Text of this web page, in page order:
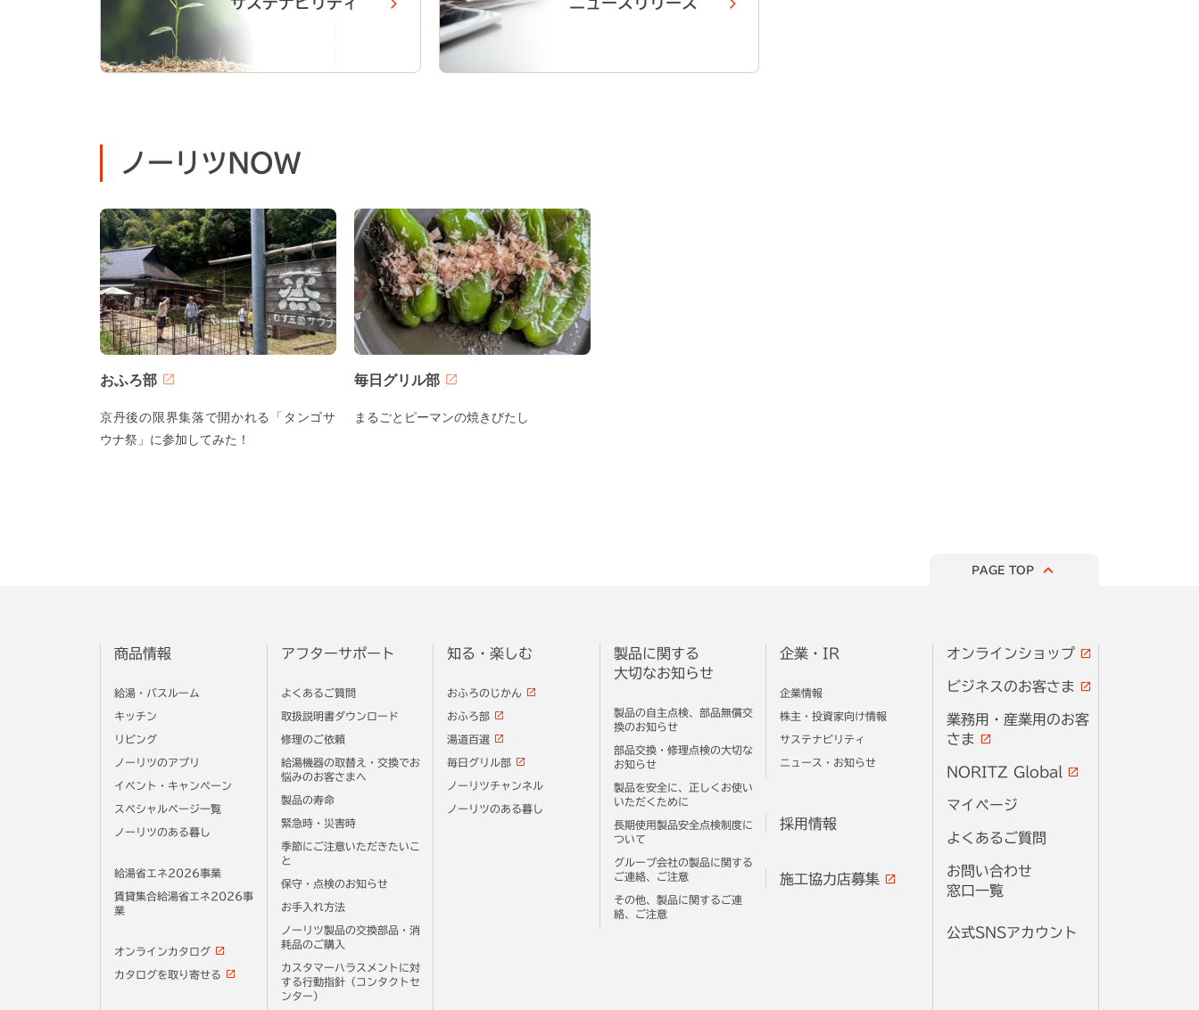
ノーリツNOW
おふろ部
京丹後の限界集落で開かれる「タンゴサ
ウナ祭」に参加してみた！
毎日グリル部
まるごとピーマンの焼きびたし
PAGE TOP
商品情報
給湯・バスルーム
キッチン
リビング
ノーリツのアプリ
イベント・キャンペーン
スペシャルページ一覧
ノーリツのある暮し
給湯省エネ2026事業
賃貸集合給湯省エネ2026事
業
オンラインカタログ
カタログを取り寄せる
アフターサポート
よくあるご質問
取扱説明書ダウンロード
修理のご依頼
給湯機器の取替え・交換でお
悩みのお客さまへ
製品の寿命
緊急時・災害時
季節にご注意いただきたいこ
と
保守・点検のお知らせ
お手入れ方法
ノーリツ製品の交換部品・消
耗品のご購入
カスタマーハラスメントに対
する行動指針（コンタクトセ
ンター）
知る・楽しむ
おふろのじかん
おふろ部
湯道百選
毎日グリル部
ノーリツチャンネル
ノーリツのある暮し
製品に関する
大切なお知らせ
製品の自主点検、部品無償交
換のお知らせ
部品交換・修理点検の大切な
お知らせ
製品を安全に、正しくお使い
いただくために
長期使用製品安全点検制度に
ついて
グループ会社の製品に関する
ご連絡、ご注意
その他、製品に関するご連
絡、ご注意
企業・IR
企業情報
株主・投資家向け情報
サステナビリティ
ニュース・お知らせ
採用情報
施工協力店募集
オンラインショップ
ビジネスのお客さま
業務用・産業用のお客
さま
NORITZ Global
マイページ
よくあるご質問
お問い合わせ
窓口一覧
公式SNSアカウント